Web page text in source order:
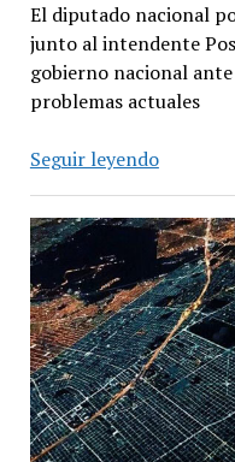
El diputado nacional
junto al intendente
gobierno nacional
problemas actuales
Seguir leyendoDieg
“alarma
la
falta
de
del
Frente
de
Todos”